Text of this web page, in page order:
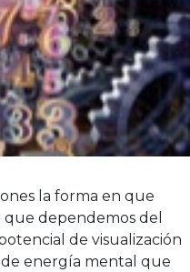
la forma en que
que dependemos del
de visualización
energía mental que